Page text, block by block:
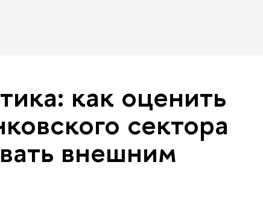
как оценить
сектора
внешним